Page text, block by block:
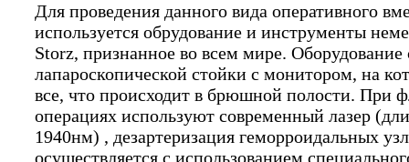
Для проведения данного вида оперативного
используется обрудование и инструменты
Storz, признанное во всем мире. Оборудование
лапароскопической стойки с монитором, на
все, что происходит в брюшной полости. При
операциях используют современный лазер
1940нм) , дезартеризация геморроидальных
осуществляется с использованием